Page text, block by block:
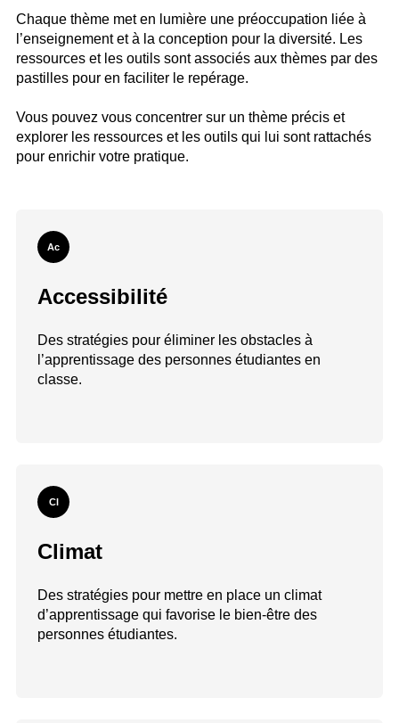
Chaque thème met en lumière une préoccupation liée à
l’enseignement et à la conception pour la diversité. Les
ressources et les outils sont associés aux thèmes par des
pastilles pour en faciliter le repérage.
Vous pouvez vous concentrer sur un thème précis et
explorer les ressources et les outils qui lui sont rattachés
pour enrichir votre pratique.
Ac
Accessibilité
Des stratégies pour éliminer les obstacles à
l’apprentissage des personnes étudiantes en
classe.
Cl
Climat
Des stratégies pour mettre en place un climat
d’apprentissage qui favorise le bien-être des
personnes étudiantes.